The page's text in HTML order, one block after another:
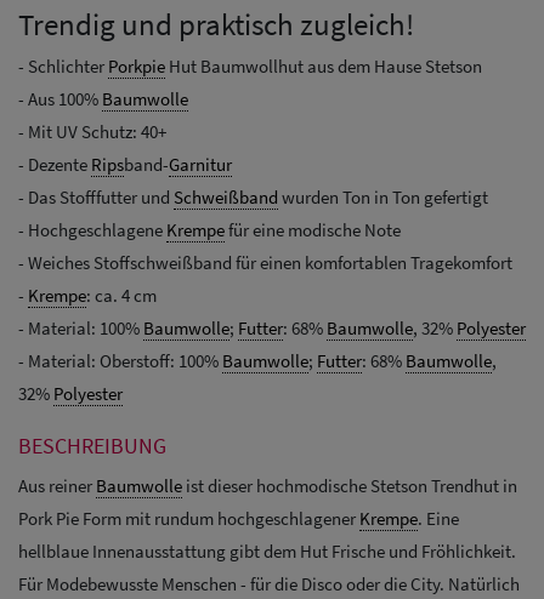
Trendig und praktisch zugleich!
- Schlichter Porkpie Hut Baumwollhut aus dem Hause Stetson
- Aus 100% Baumwolle
- Mit UV Schutz: 40+
- Dezente Ripsband-Garnitur
- Das Stofffutter und Schweißband wurden Ton in Ton gefertigt
- Hochgeschlagene Krempefür eine modische Note
- Weiches Stoffschweißband für einen komfortablen Tragekomfort
- Krempe: ca. 4 cm
- Material: 100% Baumwolle; Futter: 68% Baumwolle, 32% Polyester
- Material: Oberstoff: 100% Baumwolle; Futter: 68% Baumwolle,
32% Polyester
BESCHREIBUNG
Aus reiner Baumwolle ist dieser hochmodische Stetson Trendhut in
Pork Pie Form mit rundum hochgeschlagener Krempe. Eine
hellblaue Innenausstattung gibt dem Hut Frische und Fröhlichkeit.
Für Modebewusste Menschen - für die Disco oder die City. Natürlich